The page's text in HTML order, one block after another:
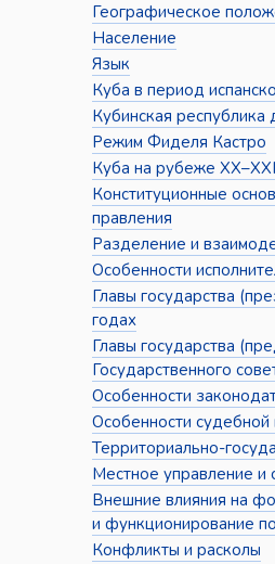
Географическое
Население
Язык
Куба в период
Кубинская республика
Режим Фиделя Кастро
Куба на рубеже
Конституционные
правления
Разделение и
Особенности
Главы государства
годах
Главы государства
Государственного
Особенности
Особенности судебной
Территориально-
Местное управление и
Внешние влияния на
и функционирование
Конфликты и расколы